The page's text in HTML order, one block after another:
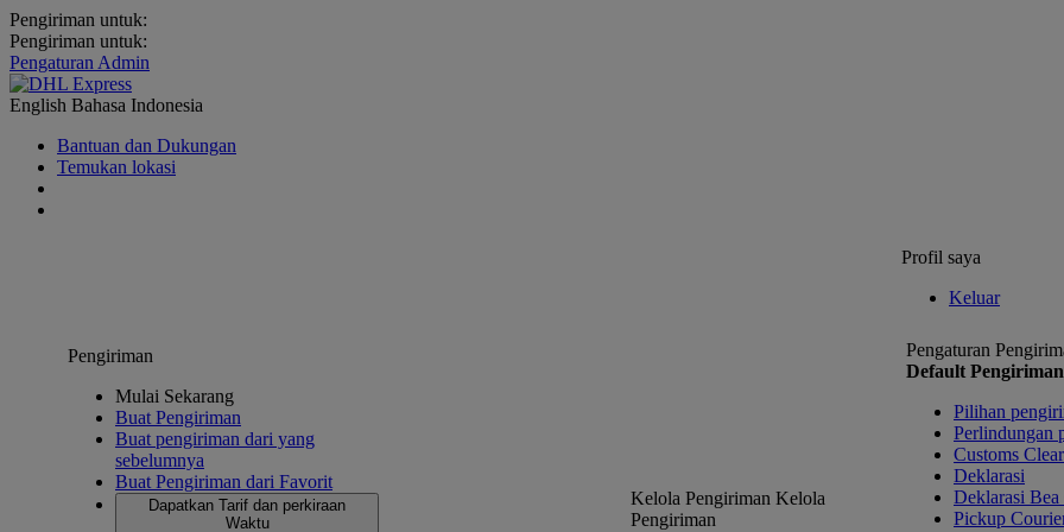
Pengiriman untuk:
Pengiriman untuk:
Pengaturan Admin
English Bahasa Indonesia
Bantuan dan Dukungan
Temukan lokasi
Profil saya
Keluar
Pengiriman
Mulai Sekarang
Buat Pengiriman
Buat pengiriman dari yang
sebelumnya
Buat Pengiriman dari Favorit
Dapatkan Tarif dan perkiraan
Waktu
Kelola Pengiriman Kelola
Pengiriman
Pengaturan
Default Pengiriman
Pilihan
Perlindungan
Customs
Deklarasi
Deklarasi Bea
Pickup